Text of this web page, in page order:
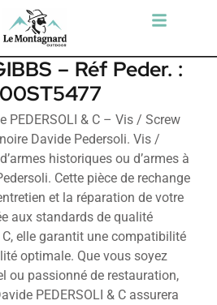
– Réf Peder. :
PEDERSOLI & C – Vis / Screw
Davide Pedersoli. Vis /
historiques ou d’armes à
Cette pièce de rechange
et la réparation de votre
aux standards de qualité
C, elle garantit une compatibilité
optimale. Que vous soyez
ou passionné de restauration,
PEDERSOLI & C assurera